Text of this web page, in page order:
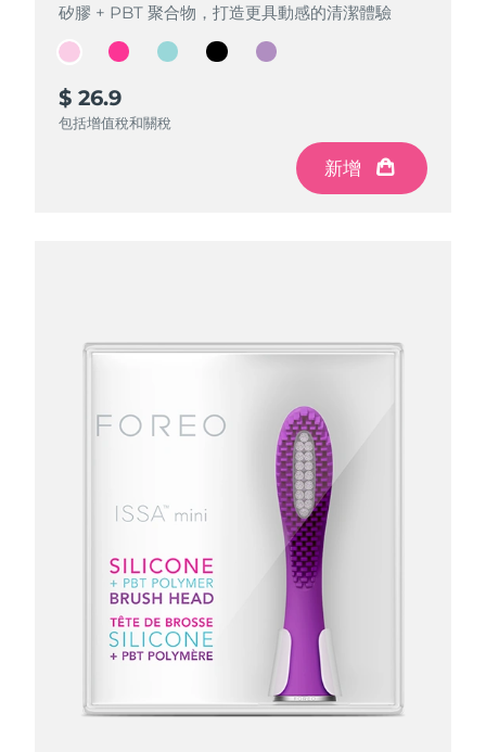
矽膠 + PBT 聚合物，打造更具動感的清潔體驗
$ 26.9
包括增值稅和關稅
新增
矽膠 + PBT 聚合物，打造更具動感的清潔體驗
$ 26.9
包括增值稅和關稅
新增
矽膠 + PBT 聚合物，打造更具動感的清潔體驗
$ 26.9
包括增值稅和關稅
新增
矽膠 + PBT 聚合物，打造更具動感的清潔體驗
$ 26.9
包括增值稅和關稅
新增
矽膠 + PBT 聚合物，打造更具動感的清潔體驗
$ 26.9
包括增值稅和關稅
新增